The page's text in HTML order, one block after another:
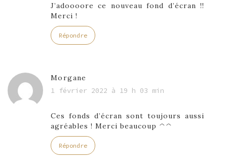
J’adoooore ce nouveau fond d’écran !!
Merci !
Répondre
Morgane
1 février 2022 à 19 h 03 min
Ces fonds d’écran sont toujours aussi
agréables ! Merci beaucoup ^^
Répondre